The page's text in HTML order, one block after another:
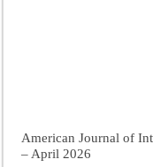
American Journal of
– April 2026